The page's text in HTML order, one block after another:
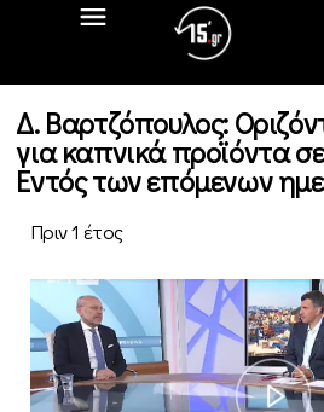
Δ. Βαρτζόπουλος:
για καπνικά προϊόντα
Εντός των επόμενων
Πριν 1 έτος